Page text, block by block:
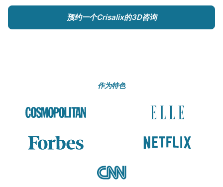
预约一个Crisalix的3D咨询
作为特色